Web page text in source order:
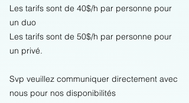
Les tarifs sont de 40$/h par personne pour
un duo
Les tarifs sont de 50$/h par personne pour
un privé.
Svp veuillez communiquer directement avec
nous pour nos disponibilités